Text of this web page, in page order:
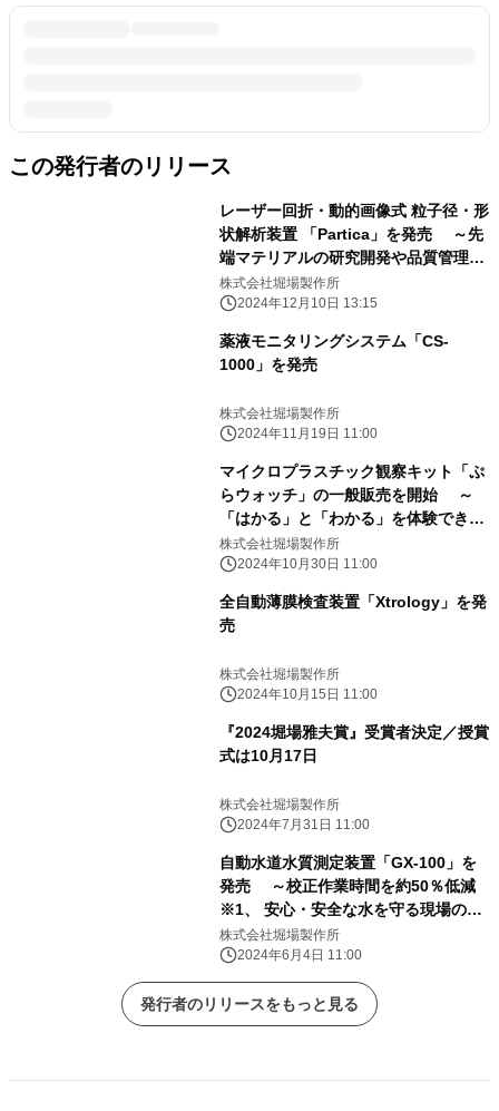
この発行者のリリース
レーザー回折・動的画像式 粒子径・形
状解析装置 「Partica」を発売 ～先
端マテリアルの研究開発や品質管理の
効率化に貢献～
株式会社堀場製作所
2024年12月10日 13:15
薬液モニタリングシステム「CS-
1000」を発売
株式会社堀場製作所
2024年11月19日 11:00
マイクロプラスチック観察キット「ぷ
らウォッチ」の一般販売を開始 ～
「はかる」と「わかる」を体験できる
簡易学習キットで サステナビリティ教
育に貢献～
株式会社堀場製作所
2024年10月30日 11:00
全自動薄膜検査装置「Xtrology」を発
売
株式会社堀場製作所
2024年10月15日 11:00
『2024堀場雅夫賞』受賞者決定／授賞
式は10月17日
株式会社堀場製作所
2024年7月31日 11:00
自動水道水質測定装置「GX-100」を
発売 ～校正作業時間を約50％低減
※1、 安心・安全な水を守る現場の人
手不足解消に貢献～
株式会社堀場製作所
2024年6月4日 11:00
発行者のリリースをもっと見る